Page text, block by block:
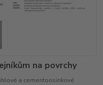
na povrchy
a cementoosinkové